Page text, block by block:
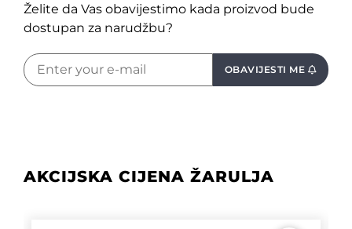
Želite da Vas obavijestimo kada proizvod bude
dostupan za narudžbu?
OBAVIJESTI ME
AKCIJSKA CIJENA ŽARULJA